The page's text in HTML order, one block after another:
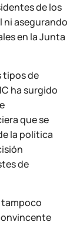
de los
ni asegurando
en la Junta
tipos de
ha surgido
que se
la política
de